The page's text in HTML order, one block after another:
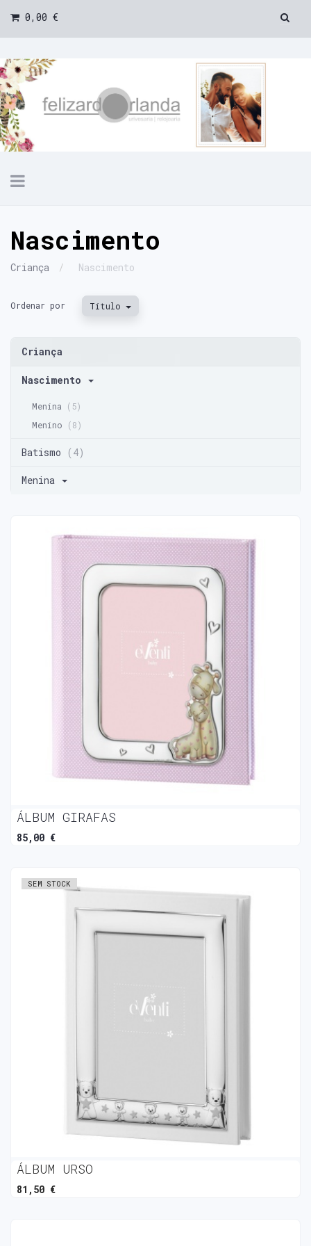
0,00 €
Toggle
Nascimento
Criança Nascimento
Ordenar por Título
Criança
Nascimento
Menina
(5)
Menino
(8)
Batismo (4)
Menina
ÁLBUM GIRAFAS
85,00 €
SEM STOCK
ÁLBUM URSO
81,50 €